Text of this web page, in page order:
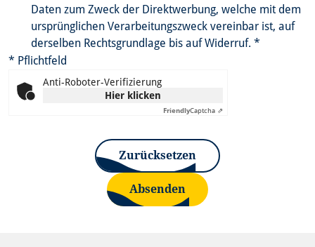
Daten zum Zweck der Direktwerbung, welche mit dem
ursprünglichen Verarbeitungszweck vereinbar ist, auf
derselben Rechtsgrundlage bis auf Widerruf. *
* Pflichtfeld
Anti-Roboter-Verifizierung
Hier klicken
FriendlyCaptcha ⇗
Zurücksetzen
Absenden